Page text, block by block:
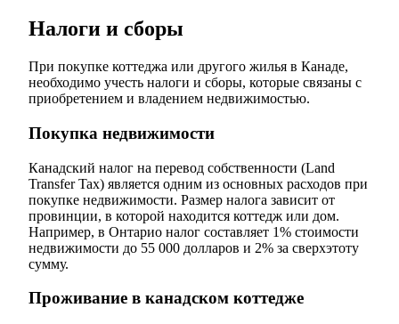
Налоги и сборы
При покупке коттеджа или другого жилья в Канаде,
необходимо учесть налоги и сборы, которые связаны с
приобретением и владением недвижимостью.
Покупка недвижимости
Канадский налог на перевод собственности (Land
Transfer Tax) является одним из основных расходов при
покупке недвижимости. Размер налога зависит от
провинции, в которой находится коттедж или дом.
Например, в Онтарио налог составляет 1% стоимости
недвижимости до 55 000 долларов и 2% за сверхэтоту
сумму.
Проживание в канадском коттедже